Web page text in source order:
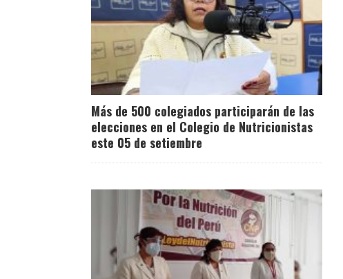
Más de 500 colegiados participarán de las
elecciones en el Colegio de Nutricionistas
este 05 de setiembre